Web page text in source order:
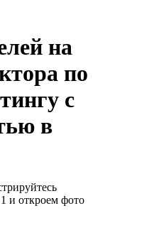
на
по
с
в
и откроем фото